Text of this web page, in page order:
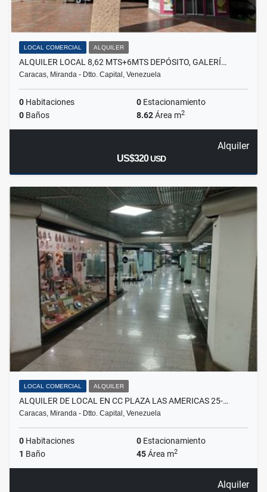
LOCAL COMERCIAL ALQUILER
ALQUILER LOCAL 8,62 MTS+6MTS DEPÓSITO, GALERÍ…
Caracas, Miranda - Dtto. Capital, Venezuela
0 Habitaciones 0 Estacionamiento
0 Baños 8.62Área m2
Alquiler
US$320USD
LOCAL COMERCIAL ALQUILER
ALQUILER DE LOCAL EN CC PLAZA LAS AMERICAS 25-…
Caracas, Miranda - Dtto. Capital, Venezuela
0 Habitaciones 0 Estacionamiento
1 Baño 45Área m2
Alquiler